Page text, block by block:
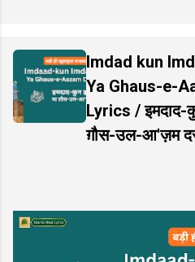
Imdad kun
Ya Ghaus-e-
Lyrics / इमदाद-
ग़ौस-उल-आ'ज़म